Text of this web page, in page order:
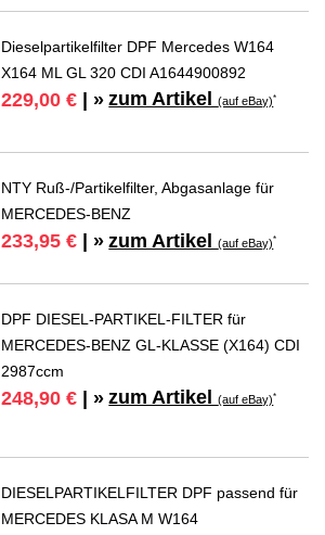
Dieselpartikelfilter DPF Mercedes W164
X164 ML GL 320 CDI A1644900892
229,00 € | » zum Artikel(auf eBay)*
NTY Ruß-/Partikelfilter, Abgasanlage für
MERCEDES-BENZ
233,95 € | » zum Artikel(auf eBay)*
DPF DIESEL-PARTIKEL-FILTER für
MERCEDES-BENZ GL-KLASSE (X164) CDI
2987ccm
248,90 € | » zum Artikel(auf eBay)*
DIESELPARTIKELFILTER DPF passend für
MERCEDES KLASA M W164